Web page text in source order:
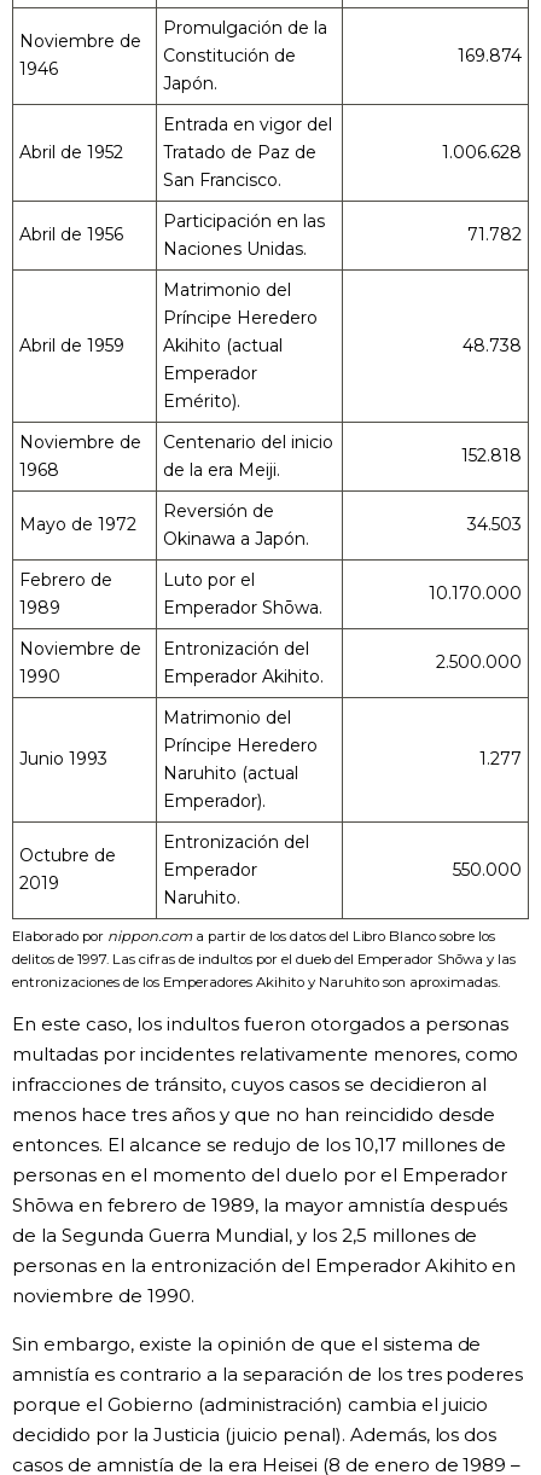
Noviembre de
1946
Promulgación de la
Constitución de
Japón.
169.874
Abril de 1952
Entrada en vigor del
Tratado de Paz de
San Francisco.
1.006.628
Abril de 1956
Participación en las
Naciones Unidas.
71.782
Abril de 1959
Matrimonio del
Príncipe Heredero
Akihito (actual
Emperador
Emérito).
48.738
Noviembre de
1968
Centenario del inicio
de la era Meiji.
152.818
Mayo de 1972
Reversión de
Okinawa a Japón.
34.503
Febrero de
1989
Luto por el
Emperador Shōwa.
10.170.000
Noviembre de
1990
Entronización del
Emperador Akihito.
2.500.000
Junio ​​1993
Matrimonio del
Príncipe Heredero
Naruhito (actual
Emperador).
1.277
Octubre de
2019
Entronización del
Emperador
Naruhito.
550.000
Elaborado por nippon.coma partir de los datos del Libro Blanco sobre los
delitos de 1997. Las cifras de indultos por el duelo del Emperador Shōwa y las
entronizaciones de los Emperadores Akihito y Naruhito son aproximadas.
En este caso, los indultos fueron otorgados a personas
multadas por incidentes relativamente menores, como
infracciones de tránsito, cuyos casos se decidieron al
menos hace tres años y que no han reincidido desde
entonces. El alcance se redujo de los 10,17 millones de
personas en el momento del duelo por el Emperador
Shōwa en febrero de 1989, la mayor amnistía después
de la Segunda Guerra Mundial, y los 2,5 millones de
personas en la entronización del Emperador Akihito en
noviembre de 1990.
Sin embargo, existe la opinión de que el sistema de
amnistía es contrario a la separación de los tres poderes
porque el Gobierno (administración) cambia el juicio
decidido por la Justicia (juicio penal). Además, los dos
casos de amnistía de la era Heisei (8 de enero de 1989 –